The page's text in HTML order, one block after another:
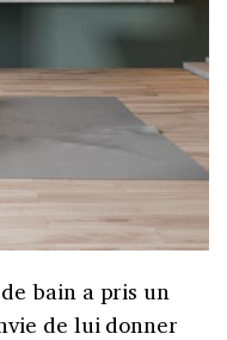
bain a pris un
de lui donner